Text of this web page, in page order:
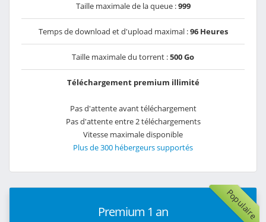
Taille maximale de la queue :999
Temps de download et d'upload maximal :96 Heures
Taille maximale du torrent :500 Go
Téléchargement premium illimité
Pas d'attente avant téléchargement
Pas d'attente entre 2 téléchargements
Vitesse maximale disponible
Plus de 300 hébergeurs supportés
Populaire
Premium 1 an